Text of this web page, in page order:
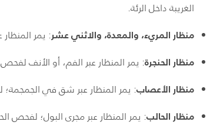
الغريبة داخل الرئة.
منظار المريء، والمعدة، والاثني عشر: يمر
منظار الحنجرة: يمر المنظار عبر الفم، أو الأنف لفحص
منظار الأعصاب: يمر المنظار عبر شق في الجمجمة؛
منظار الحالب: يمر المنظار عبر مجرى البول؛ لفحص